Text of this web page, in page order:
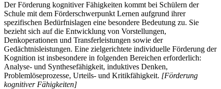
Der Förderung kognitiver Fähigkeiten kommt bei Schülern der
Schule mit dem Förderschwerpunkt Lernen aufgrund ihrer
spezifischen Bedürfnislagen eine besondere Bedeutung zu. Sie
bezieht sich auf die Entwicklung von Vorstellungen,
Denkoperationen und Transferleistungen sowie der
Gedächtnisleistungen. Eine zielgerichtete individuelle Förderung der
Kognition ist insbesondere in folgenden Bereichen erforderlich:
Analyse- und Synthesefähigkeit, induktives Denken,
Problemlöseprozesse, Urteils- und Kritikfähigkeit. [Förderung
kognitiver Fähigkeiten]